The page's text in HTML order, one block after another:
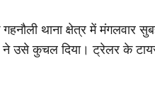
थाना क्षेत्र में
ने उसे कुचल दिया। ट्रेलर के